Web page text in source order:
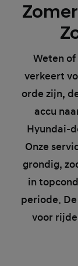
Weten
verkeert
orde zijn,
accu
Hyundai-
Onze
grondig,
in
periode.
voor